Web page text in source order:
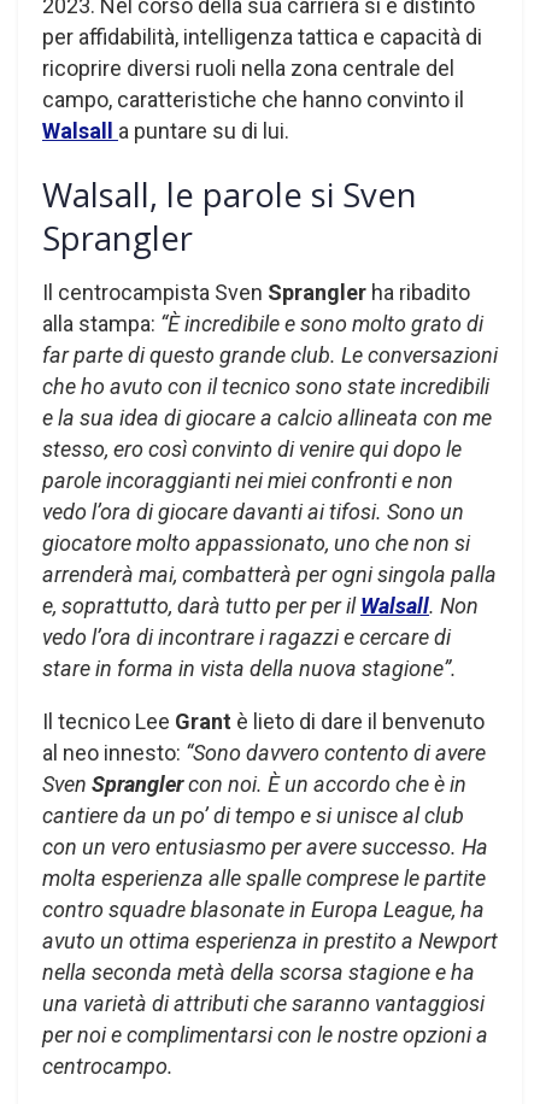
2023. Nel corso della sua carriera si è distinto
per affidabilità, intelligenza tattica e capacità di
ricoprire diversi ruoli nella zona centrale del
campo, caratteristiche che hanno convinto il
Walsall a puntare su di lui.
Walsall, le parole si Sven
Sprangler
Il centrocampista Sven Sprangler ha ribadito
alla stampa: “È incredibile e sono molto grato di
far parte di questo grande club. Le conversazioni
che ho avuto con il tecnico sono state incredibili
e la sua idea di giocare a calcio allineata con me
stesso, ero così convinto di venire qui dopo le
parole incoraggianti nei miei confronti e non
vedo l’ora di giocare davanti ai tifosi. Sono un
giocatore molto appassionato, uno che non si
arrenderà mai, combatterà per ogni singola palla
e, soprattutto, darà tutto per per ilWalsall. Non
vedo l’ora di incontrare i ragazzi e cercare di
stare in forma in vista della nuova stagione”.
Il tecnico Lee Grant è lieto di dare il benvenuto
al neo innesto: “Sono davvero contento di avere
Sven Spranglercon noi. È un accordo che è in
cantiere da un po’ di tempo e si unisce al club
con un vero entusiasmo per avere successo. Ha
molta esperienza alle spalle comprese le partite
contro squadre blasonate in Europa League, ha
avuto un ottima esperienza in prestito a Newport
nella seconda metà della scorsa stagione e ha
una varietà di attributi che saranno vantaggiosi
per noi e complimentarsi con le nostre opzioni a
centrocampo.